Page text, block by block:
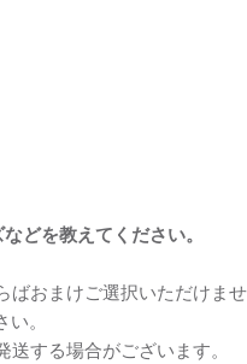
どを教えてください。
ばおまけご選択いただけま
。
する場合がございます。